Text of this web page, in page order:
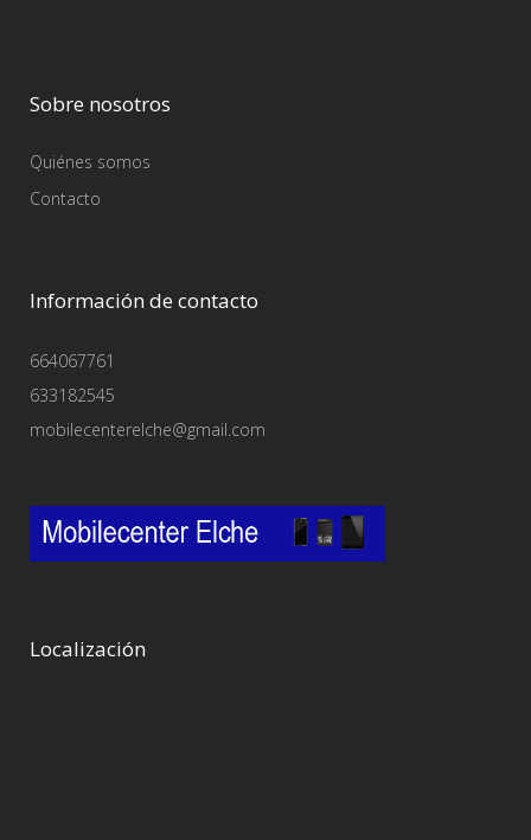
Sobre nosotros
Quiénes somos
Contacto
Información de contacto
664067761
633182545
mobilecenterelche@gmail.com
Localización